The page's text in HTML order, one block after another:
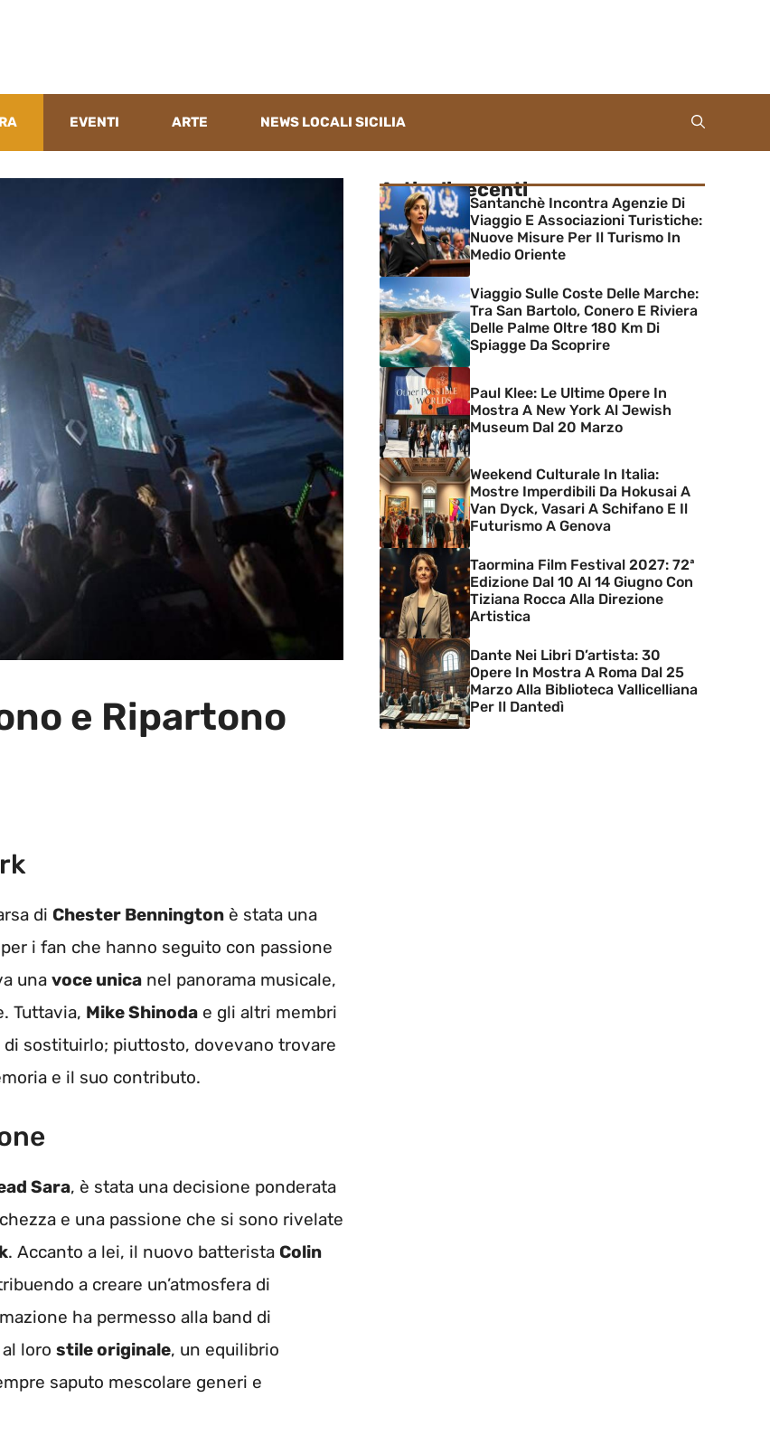
EVENTI ARTE NEWS LOCALI SICILIA
e Ripartono
di Chester Bennington è stata una
i fan che hanno seguito con passione
una voce unica nel panorama musicale,
Tuttavia, Mike Shinoda e gli altri membri
sostituirlo; piuttosto, dovevano trovare
e il suo contributo.
Sara, è stata una decisione ponderata
e una passione che si sono rivelate
. Accanto a lei, il nuovo batterista Colin
a creare un’atmosfera di
ha permesso alla band di
loro stile originale, un equilibrio
saputo mescolare generi e
Articoli recenti
Santanchè Incontra Agenzie Di
Viaggio E Associazioni Turistiche:
Nuove Misure Per Il Turismo In
Medio Oriente
Viaggio Sulle Coste Delle Marche:
Tra San Bartolo, Conero E Riviera
Delle Palme Oltre 180 Km Di
Spiagge Da Scoprire
Paul Klee: Le Ultime Opere In
Mostra A New York Al Jewish
Museum Dal 20 Marzo
Weekend Culturale In Italia:
Mostre Imperdibili Da Hokusai A
Van Dyck, Vasari A Schifano E Il
Futurismo A Genova
Taormina Film Festival 2027: 72ª
Edizione Dal 10 Al 14 Giugno Con
Tiziana Rocca Alla Direzione
Artistica
Dante Nei Libri D’artista: 30
Opere In Mostra A Roma Dal 25
Marzo Alla Biblioteca Vallicelliana
Per Il Dantedì